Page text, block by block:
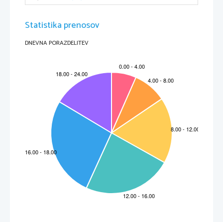
Cassini-Huygens
Pioneer 11
Tako je Saturn viden s teleskopom
             s 40-kratno pove
Statistika prenosov
DNEVNA PORAZDELITEV